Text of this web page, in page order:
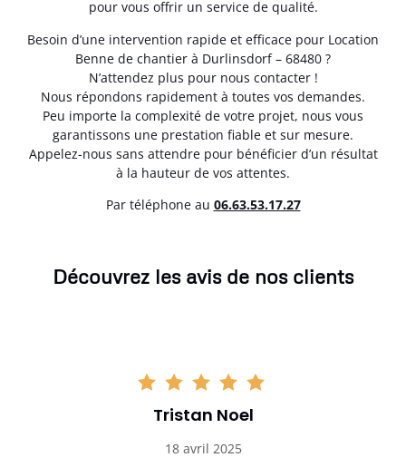
pour vous offrir un service de qualité.
Besoin d’une intervention rapide et efficace pour Location
Benne de chantier à Durlinsdorf – 68480 ?
N’attendez plus pour nous contacter !
Nous répondons rapidement à toutes vos demandes.
Peu importe la complexité de votre projet, nous vous
garantissons une prestation fiable et sur mesure.
Appelez-nous sans attendre pour bénéficier d’un résultat
à la hauteur de vos attentes.
Par téléphone au 06.63.53.17.27
Découvrez les avis de nos clients
Tristan Noel
18 avril 2025